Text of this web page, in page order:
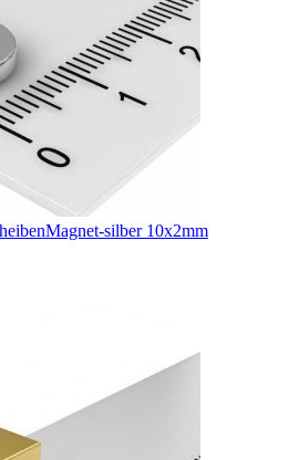
silber 10x2mm